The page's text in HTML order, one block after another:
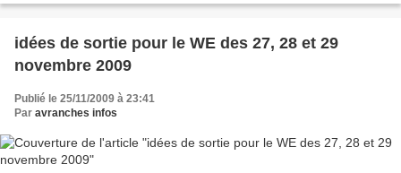
idées de sortie pour le WE des 27, 28 et 29
novembre 2009
Publié le 25/11/2009 à 23:41
Par avranches infos